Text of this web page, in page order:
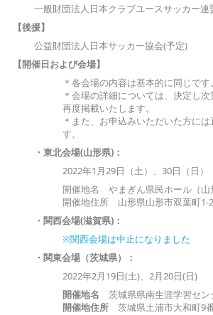
一般財団法人日本クラブユースサッカー連
【後援】
公益財団法人日本サッカー協会(予定)
【開催日および会場】
＊各会場の内容は基本的に同じです。
＊会場の詳細については、決定し
再度掲載いたします。
＊また、お申込みいただいた方に
す。
・東北会場(山形県)：
2022年1月29日（土）、30日（日）
開催地名 やまぎん県民ホール（山
開催地住所 山形県山形市双葉町1-
・関西会場(滋賀県)：
※関西会場は中止になりました
・関東会場（茨城県）：
2022年2月19日(土)、2月20日(日)
開催地名 茨城県県南生涯学習セ
開催地住所 茨城県土浦市大和町9